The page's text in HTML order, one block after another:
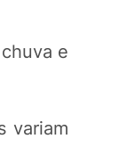
e
variam